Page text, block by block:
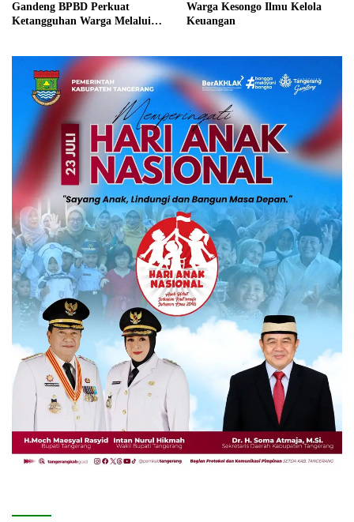
Gandeng BPBD Perkuat
Ketangguhan Warga Melalui
Warga Kesongo Ilmu Kelola
Keuangan